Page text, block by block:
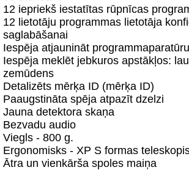
12 iepriekš iestatītas rūpnīcas
12 lietotāju programmas lietotāja
saglabāšanai
Iespēja atjaunināt programmaparatūru
Iespēja meklēt jebkuros apstākļos:
zemūdens
Detalizēts mērķa ID (mērķa ID)
Paaugstināta spēja atpazīt dzelzi
Jauna detektora skaņa
Bezvadu audio
Viegls - 800 g.
Ergonomisks - XP S formas
Ātra un vienkārša spoles maiņa